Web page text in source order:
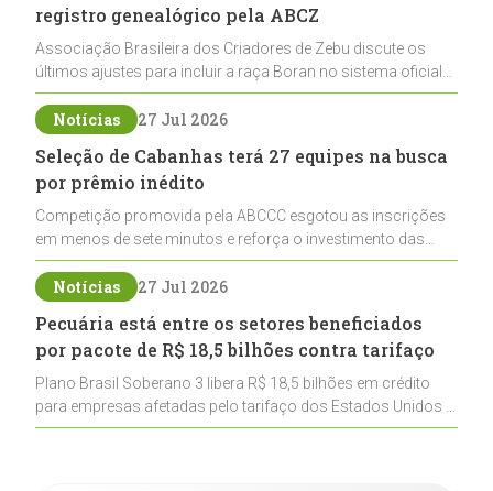
registro genealógico pela ABCZ
Associação Brasileira dos Criadores de Zebu discute os
últimos ajustes para incluir a raça Boran no sistema oficial
de registros, abrindo caminho para sua expansão na
pecuária nacional
Notícias 27 Jul 2026
Seleção de Cabanhas terá 27 equipes na busca
por prêmio inédito
Competição promovida pela ABCCC esgotou as inscrições
em menos de sete minutos e reforça o investimento das
cabanhas na seleção genética de Cavalos Crioulos voltados
ao laço
Notícias 27 Jul 2026
Pecuária está entre os setores beneficiados
por pacote de R$ 18,5 bilhões contra tarifaço
Plano Brasil Soberano 3 libera R$ 18,5 bilhões em crédito
para empresas afetadas pelo tarifaço dos Estados Unidos e
inclui a pecuária entre os setores estratégicos